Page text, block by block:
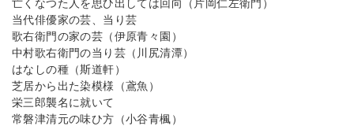
亡くなつた人を思ひ出しては回向（片岡仁左衛門）
当代俳優家の芸、当り芸
歌右衛門の家の芸（伊原青々園）
中村歌右衛門の当り芸（川尻清潭）
はなしの種（斯道軒）
芝居から出た染模様（鳶魚）
栄三郎襲名に就いて
常磐津清元の味ひ方（小谷青楓）